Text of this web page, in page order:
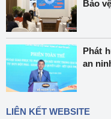
Bảo
Phát
an
LIÊN KẾT WEBSITE